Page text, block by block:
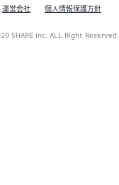
運営会社 個人情報保護方針
SHARE inc. ALL Right Reserved.